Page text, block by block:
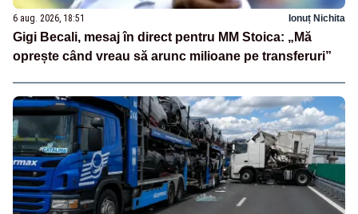
6 aug. 2026, 18:51 Ionuț Nichita
Gigi Becali, mesaj în direct pentru MM Stoica: „Mă
oprește când vreau să arunc milioane pe transferuri”